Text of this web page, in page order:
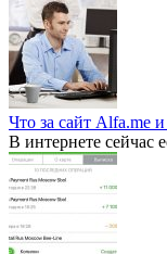
Что за сайт Alfa.me
В интернете сейчас